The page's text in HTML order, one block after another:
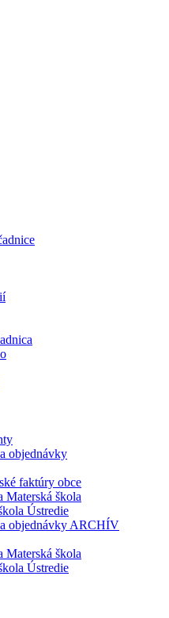
objednávky
faktúry obce
Materská škola
Ústredie
objednávky ARCHÍV
Materská škola
Ústredie